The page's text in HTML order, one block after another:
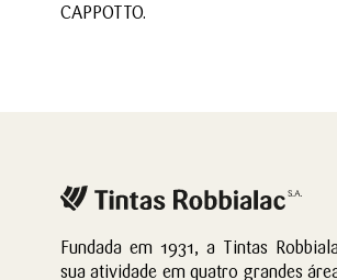
CAPPOTTO.
Fundada em 1931, a Tintas
sua atividade em quatro grandes